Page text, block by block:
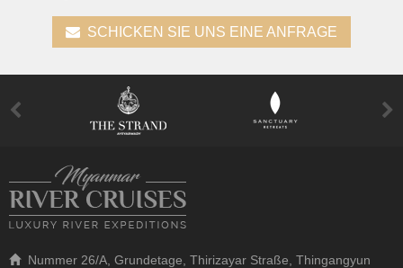
SCHICKEN SIE UNS EINE ANFRAGE
Nummer 26/A, Grundetage, Thirizayar Straße, Thingangyun